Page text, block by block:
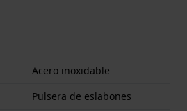
Acero inoxidable
Pulsera de eslabones